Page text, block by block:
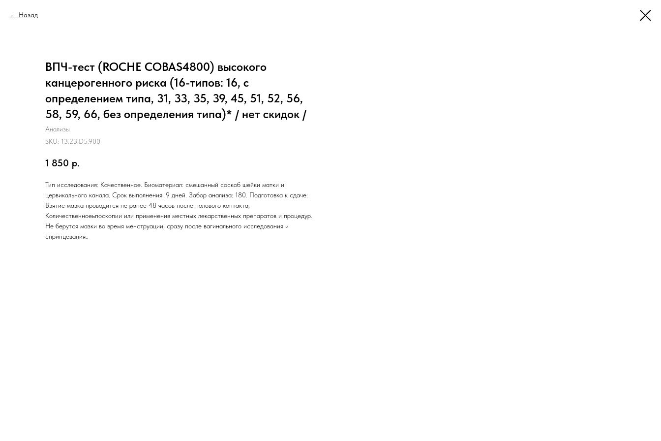
Назад
ВПЧ-тест (ROCHE COBAS4800) высокого
канцерогенного риска (16-типов: 16, с
определением типа, 31, 33, 35, 39, 45, 51, 52, 56,
58, 59, 66, без определения типа)* / нет скидок /
Анализы
SKU: 13.23.D5.900
1 850 р.
Тип исследования: Качественное. Биоматериал: смешанный соскоб шейки матки и
цервикального канала. Срок выполнения: 9 дней. Забор анализа: 180. Подготовка к сдаче:
Взятие мазка проводится не ранее 48 часов после полового контакта,
Количественноеьпоскопии или применения местных лекарственных препаратов и процедур.
Не берутся мазки во время менструации, сразу после вагинального исследования и
спринцевания..